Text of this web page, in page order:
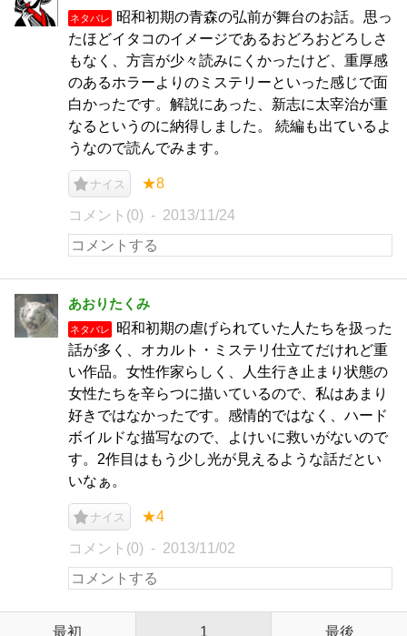
ネタバレ
昭和初期の青森の弘前が舞台のお話。思っ
たほどイタコのイメージであるおどろおどろしさ
もなく、方言が少々読みにくかったけど、重厚感
のあるホラーよりのミステリーといった感じで面
白かったです。解説にあった、新志に太宰治が重
なるというのに納得しました。 続編も出ているよ
うなので読んでみます。
ナイス ★8
コメント(0) 2013/11/24
あおりたくみ
ネタバレ
昭和初期の虐げられていた人たちを扱った
話が多く、オカルト・ミステリ仕立てだけれど重
い作品。女性作家らしく、人生行き止まり状態の
女性たちを辛らつに描いているので、私はあまり
好きではなかったです。感情的ではなく、ハード
ボイルドな描写なので、よけいに救いがないので
す。2作目はもう少し光が見えるような話だとい
いなぁ。
ナイス ★4
コメント(0) 2013/11/02
最初 1 最後